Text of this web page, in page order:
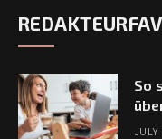
So